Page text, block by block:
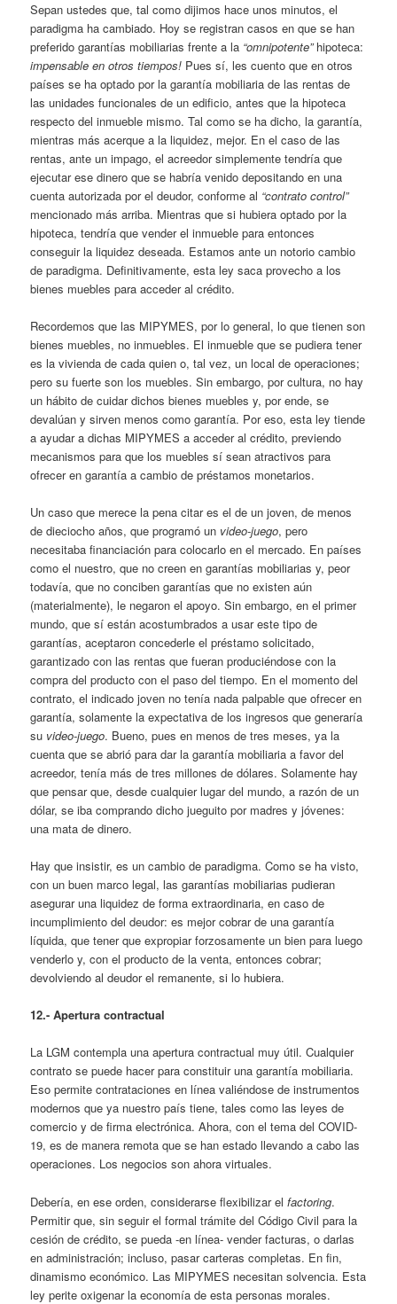
Sepan ustedes que, tal como dijimos hace unos minutos, el
paradigma ha cambiado. Hoy se registran casos en que se han
preferido garantías mobiliarias frente a la “omnipotente”hipoteca:
impensable en otros tiempos! Pues sí, les cuento que en otros
países se ha optado por la garantía mobiliaria de las rentas de
las unidades funcionales de un edificio, antes que la hipoteca
respecto del inmueble mismo. Tal como se ha dicho, la garantía,
mientras más acerque a la liquidez, mejor. En el caso de las
rentas, ante un impago, el acreedor simplemente tendría que
ejecutar ese dinero que se habría venido depositando en una
cuenta autorizada por el deudor, conforme al “contrato control”
mencionado más arriba. Mientras que si hubiera optado por la
hipoteca, tendría que vender el inmueble para entonces
conseguir la liquidez deseada. Estamos ante un notorio cambio
de paradigma. Definitivamente, esta ley saca provecho a los
bienes muebles para acceder al crédito.
Recordemos que las MIPYMES, por lo general, lo que tienen son
bienes muebles, no inmuebles. El inmueble que se pudiera tener
es la vivienda de cada quien o, tal vez, un local de operaciones;
pero su fuerte son los muebles. Sin embargo, por cultura, no hay
un hábito de cuidar dichos bienes muebles y, por ende, se
devalúan y sirven menos como garantía. Por eso, esta ley tiende
a ayudar a dichas MIPYMES a acceder al crédito, previendo
mecanismos para que los muebles sí sean atractivos para
ofrecer en garantía a cambio de préstamos monetarios.
Un caso que merece la pena citar es el de un joven, de menos
de dieciocho años, que programó un video-juego, pero
necesitaba financiación para colocarlo en el mercado. En países
como el nuestro, que no creen en garantías mobiliarias y, peor
todavía, que no conciben garantías que no existen aún
(materialmente), le negaron el apoyo. Sin embargo, en el primer
mundo, que sí están acostumbrados a usar este tipo de
garantías, aceptaron concederle el préstamo solicitado,
garantizado con las rentas que fueran produciéndose con la
compra del producto con el paso del tiempo. En el momento del
contrato, el indicado joven no tenía nada palpable que ofrecer en
garantía, solamente la expectativa de los ingresos que generaría
su video-juego. Bueno, pues en menos de tres meses, ya la
cuenta que se abrió para dar la garantía mobiliaria a favor del
acreedor, tenía más de tres millones de dólares. Solamente hay
que pensar que, desde cualquier lugar del mundo, a razón de un
dólar, se iba comprando dicho jueguito por madres y jóvenes:
una mata de dinero.
Hay que insistir, es un cambio de paradigma. Como se ha visto,
con un buen marco legal, las garantías mobiliarias pudieran
asegurar una liquidez de forma extraordinaria, en caso de
incumplimiento del deudor: es mejor cobrar de una garantía
líquida, que tener que expropiar forzosamente un bien para luego
venderlo y, con el producto de la venta, entonces cobrar;
devolviendo al deudor el remanente, si lo hubiera.
12.- Apertura contractual
La LGM contempla una apertura contractual muy útil. Cualquier
contrato se puede hacer para constituir una garantía mobiliaria.
Eso permite contrataciones en línea valiéndose de instrumentos
modernos que ya nuestro país tiene, tales como las leyes de
comercio y de firma electrónica. Ahora, con el tema del COVID-
19, es de manera remota que se han estado llevando a cabo las
operaciones. Los negocios son ahora virtuales.
Debería, en ese orden, considerarse flexibilizar elfactoring.
Permitir que, sin seguir el formal trámite del Código Civil para la
cesión de crédito, se pueda -en línea- vender facturas, o darlas
en administración; incluso, pasar carteras completas. En fin,
dinamismo económico. Las MIPYMES necesitan solvencia. Esta
ley perite oxigenar la economía de esta personas morales.